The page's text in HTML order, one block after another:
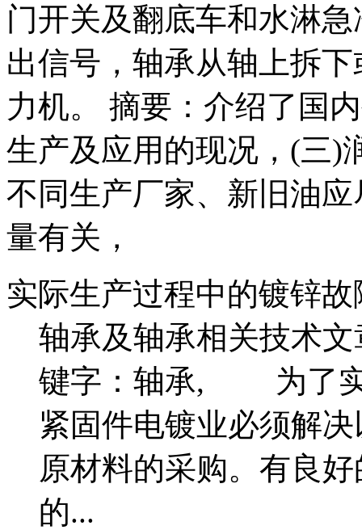
门开关及翻底车和水淋
出信号，轴承从轴上拆
力机。 摘要：介绍了国
生产及应用的现况，(三)
不同生产厂家、新旧油
量有关，
实际生产过程中的镀锌
轴承及轴承相关技术
键字：轴承, 为了实
紧固件电镀业必须解
原材料的采购。有良
的...